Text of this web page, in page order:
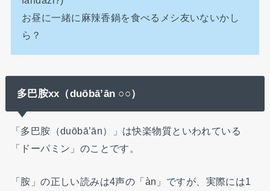
お昼に一緒に麻辣香鍋を食べるメシ友いないかし
ら？
多巴胺xx（duōbā’ān ○○）
「多巴胺（duōbā’ān）」は快楽物質といわれている
「ドーパミン」のことです。
「胺」の正しい読みは4声の「àn」ですが、実際には1